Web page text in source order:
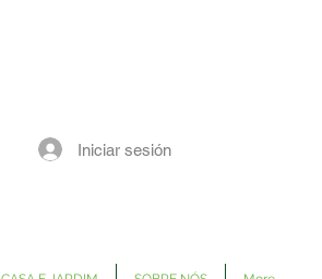
Iniciar sesión